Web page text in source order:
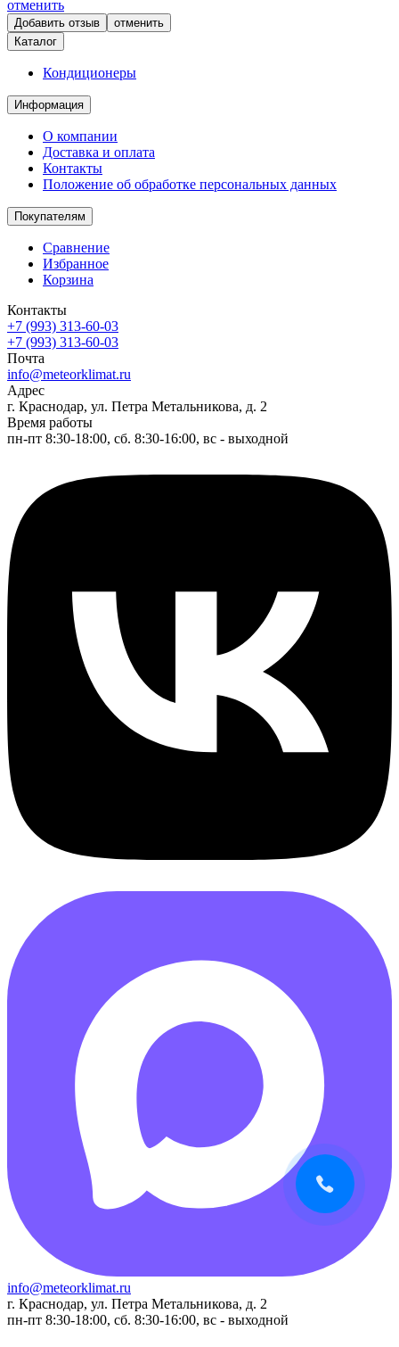
отменить
отменить
Каталог
Кондиционеры
Информация
О компании
Доставка и оплата
Контакты
Положение об обработке персональных данных
Покупателям
Сравнение
Избранное
Корзина
Контакты
+7 (993) 313-60-03
+7 (993) 313-60-03
Почта
info@meteorklimat.ru
Адрес
г. Краснодар, ул. Петра Метальникова, д. 2
Время работы
пн-пт 8:30-18:00, сб. 8:30-16:00, вс - выходной
info@meteorklimat.ru
г. Краснодар, ул. Петра Метальникова, д. 2
пн-пт 8:30-18:00, сб. 8:30-16:00, вс - выходной